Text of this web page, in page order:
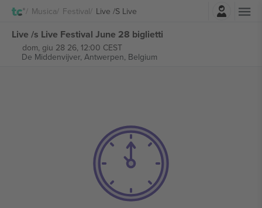
Musica Festival Live /s Live
Live /s Live Festival June 28 biglietti
dom, giu 28 26, 12:00 CEST
De Middenvijver, Antwerpen, Belgium